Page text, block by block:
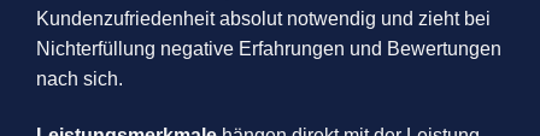
Kundenzufriedenheit absolut notwendig und zieht bei
Nichterfüllung negative Erfahrungen und Bewertungen
nach sich.